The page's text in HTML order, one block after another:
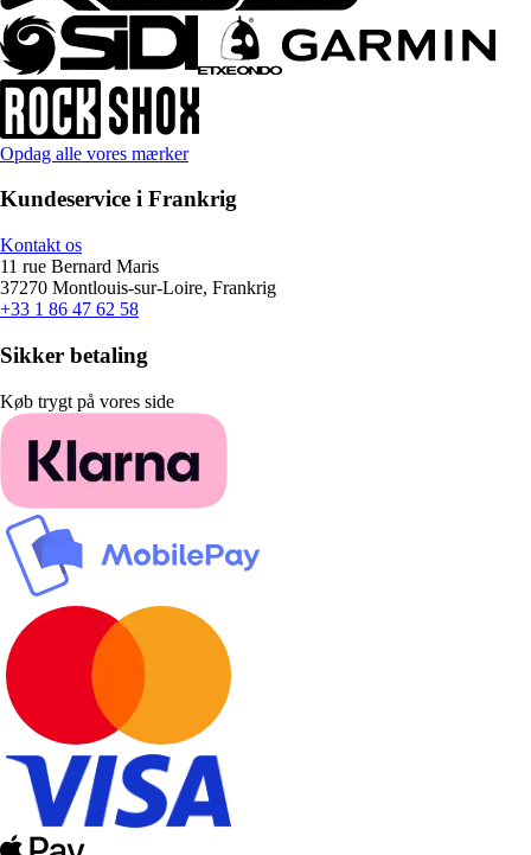
Opdag alle vores mærker
Kundeservice i Frankrig
Kontakt os
11 rue Bernard Maris
37270 Montlouis-sur-Loire, Frankrig
+33 1 86 47 62 58
Sikker betaling
Køb trygt på vores side